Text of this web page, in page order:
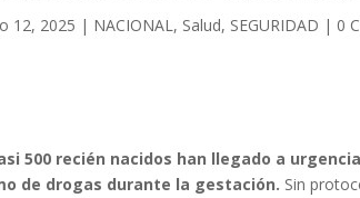
12, 2025 | NACIONAL, Salud, SEGURIDAD | 0
500 recién nacidos han llegado a
de drogas durante la gestación. Sin